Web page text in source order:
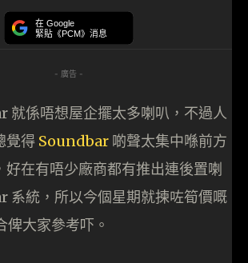
在 Google
緊貼《PCM》消息
- 廣告 -
就係唔想屋企擺太多喇叭，不過人
覺得 Soundbar 啲聲太集中喺前方
好在有唔少廠商都有推出連後置喇
系統，所以今個星期就揀咗筍價嘅
大家參考吓。